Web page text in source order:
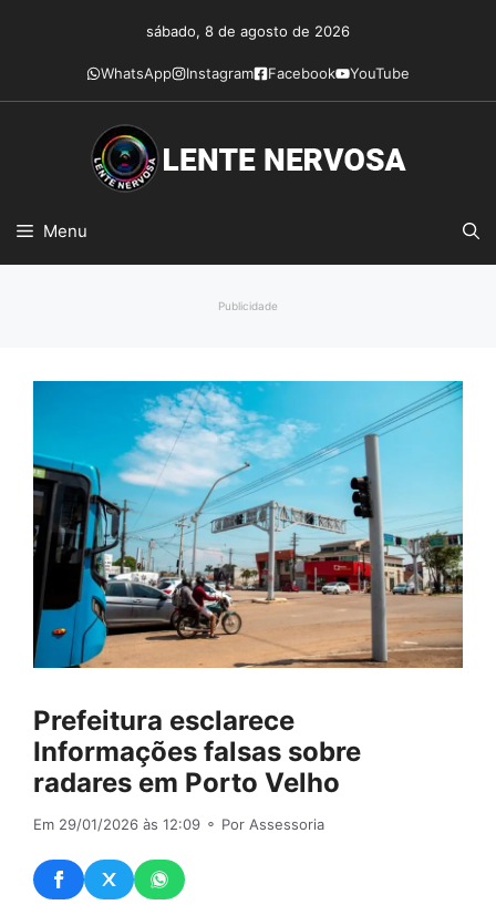
conteúdo
sábado, 8 de agosto de 2026
WhatsApp Instagram Facebook YouTube
Menu
Publicidade
Prefeitura esclarece
Informações falsas sobre
radares em Porto Velho
Em 29/01/2026 às 12:09 ⚬ Por Assessoria